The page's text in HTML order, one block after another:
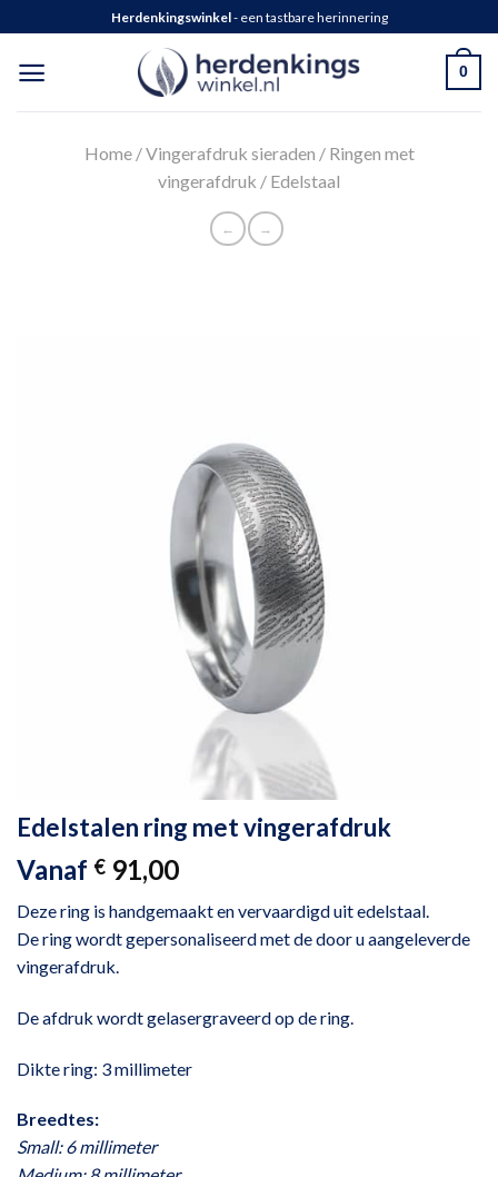
Herdenkingswinkel- een tastbare herinnering
0
Home/Vingerafdruk sieraden / Ringen met
vingerafdruk / Edelstaal
← →
Edelstalen ring met vingerafdruk
Vanaf € 91,00
Deze ring is handgemaakt en vervaardigd uit edelstaal.
De ring wordt gepersonaliseerd met de door u aangeleverde
vingerafdruk.
De afdruk wordt gelasergraveerd op de ring.
Dikte ring: 3 millimeter
Breedtes:
Small: 6 millimeter